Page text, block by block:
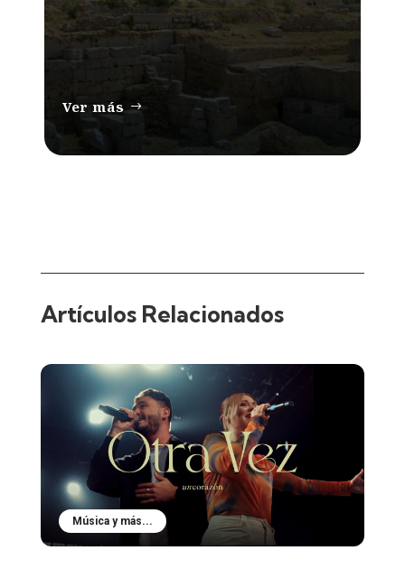
Ver más
Artículos Relacionados
Música y más...